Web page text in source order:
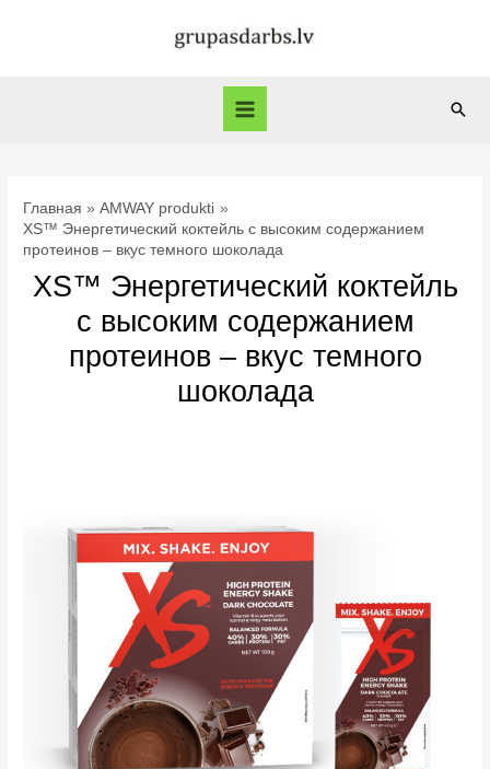
Main
Главная
AMWAY produkti
XS™ Энергетический коктейль с высоким содержанием
протеинов – вкус темного шоколада
XS™ Энергетический коктейль
с высоким содержанием
протеинов – вкус темного
шоколада